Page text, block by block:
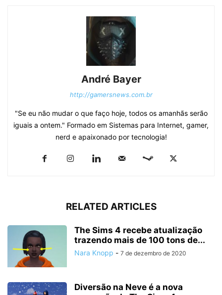
André Bayer
http://gamersnews.com.br
"Se eu não mudar o que faço hoje, todos os amanhãs serão
iguais a ontem." Formado em Sistemas para Internet, gamer,
nerd e apaixonado por tecnologia!
RELATED ARTICLES
The Sims 4 recebe atualização
trazendo mais de 100 tons de...
Nara Knopp - 7 de dezembro de 2020
Diversão na Neve é a nova